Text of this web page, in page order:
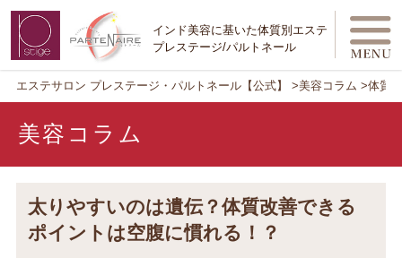
インド美容に基いた体質別エステ
プレステージ/パルトネール
エステサロン プレステージ・パルトネール【公式】 美容コラム 体質
美容コラム
太りやすいのは遺伝？体質改善できる
ポイントは空腹に慣れる！？